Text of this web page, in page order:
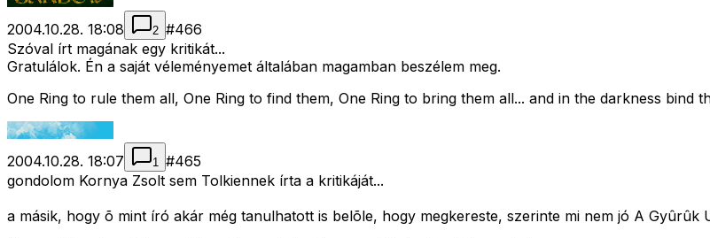
2004.10.28. 18:08 2 #466
Szóval írt magának egy kritikát...
Gratulálok. Én a saját véleményemet általában magamban beszélem meg.
One Ring to rule them all, One Ring to find them, One Ring to bring them all... and in the darkness bind
2004.10.28. 18:07 1 #465
gondolom Kornya Zsolt sem Tolkiennek írta a kritikáját...
a másik, hogy õ mint író akár még tanulhatott is belõle, hogy megkereste, szerinte mi nem jó A Gyûrûk